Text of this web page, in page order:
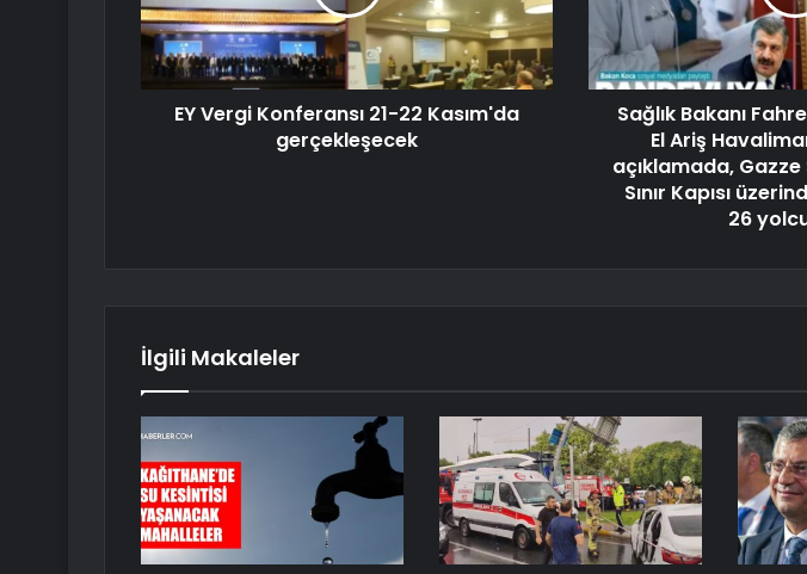
EY Vergi Konferansı 21-22 Kasım'da
gerçekleşecek
Sağlık Bakanı
El Ariş
açıklamada,
Sınır Kapısı
26
İlgili Makaleler